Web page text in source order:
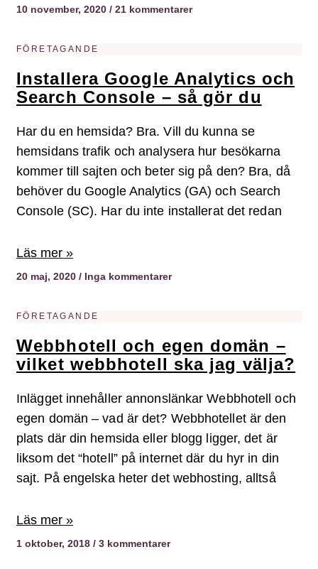
10 november, 2020 21 kommentarer
FÖRETAGANDE
Installera Google Analytics och
Search Console – så gör du
Har du en hemsida? Bra. Vill du kunna se
hemsidans trafik och analysera hur besökarna
kommer till sajten och beter sig på den? Bra, då
behöver du Google Analytics (GA) och Search
Console (SC). Har du inte installerat det redan
Läs mer »
20 maj, 2020 Inga kommentarer
FÖRETAGANDE
Webbhotell och egen domän –
vilket webbhotell ska jag välja?
Inlägget innehåller annonslänkar Webbhotell och
egen domän – vad är det? Webbhotellet är den
plats där din hemsida eller blogg ligger, det är
liksom det “hotell” på internet där du hyr in din
sajt. På engelska heter det webhosting, alltså
Läs mer »
1 oktober, 2018 3 kommentarer